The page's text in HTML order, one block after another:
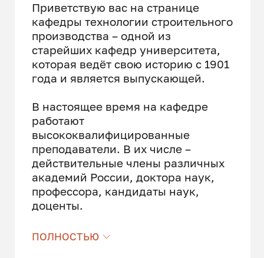
Приветствую вас на странице
кафедры технологии строительного
производства – одной из
старейших кафедр университета,
которая ведёт свою историю с 1901
года и является выпускающей.
В настоящее время на кафедре
работают
высококвалифицированные
преподаватели. В их числе –
действительные члены различных
академий России, доктора наук,
профессора, кандидаты наук,
доценты.
преподавательского состава
ПОЛНОСТЬЮ